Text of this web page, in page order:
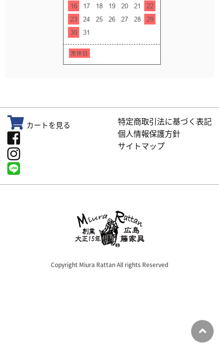
カートを見る
特定商取引法に基づく表記
個人情報保護方針
サイトマップ
Copyright Miura Rattan All rights Reserved